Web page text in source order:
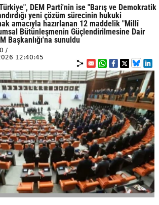
DEM Parti'nin ise "Barış ve Demokratik
yeni çözüm sürecinin hukuki
amacıyla hazırlanan 12 maddelik "Millî
Bütünleşmenin Güçlendirilmesine Dair
Başkanlığı'na sunuldu
/
12:40:45